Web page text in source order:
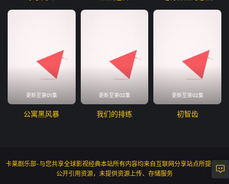
更新至第01集
公寓黑风暴
更新至第02集
我们的排练
更新至第02集
初智齿
卡莱剧乐部-与您共享全球影视经典本站所有内容均来自互联网分享站点所提供的
公开引用资源，未提供资源上传、存储服务